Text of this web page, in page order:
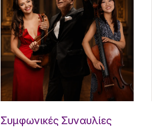
Συμφωνικές Συναυλίες